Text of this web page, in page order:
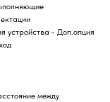
устройства - Доп.опция
между